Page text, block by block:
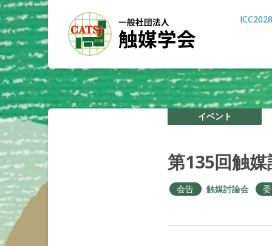
イベント
第135回触
会告 触媒討論会